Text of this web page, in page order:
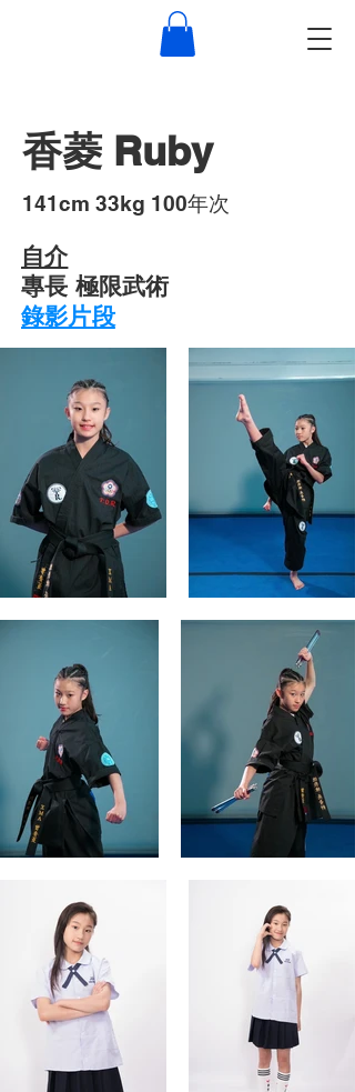
香菱 Ruby
​141cm 33kg 100年次
自介
專長 極限武術
錄影片段